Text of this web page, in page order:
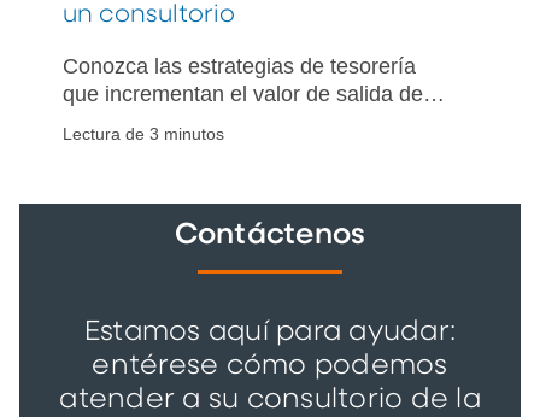
un consultorio
Conozca las estrategias de tesorería
que incrementan el valor de salida de
acelerar el cierre.
Lectura de 3 minutos
Contáctenos
Estamos aquí para ayudar:
entérese cómo podemos
atender a su consultorio de la